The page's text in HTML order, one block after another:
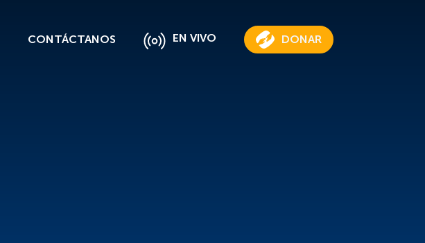
CONTÁCTANOS EN VIVO DONAR